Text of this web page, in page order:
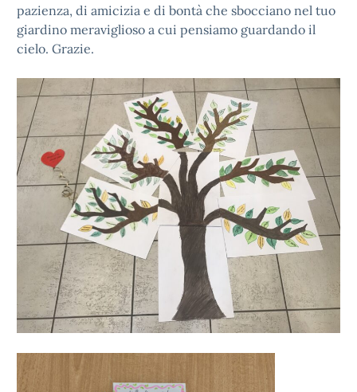
pazienza, di amicizia e di bontà che sbocciano nel tuo
giardino meraviglioso a cui pensiamo guardando il
cielo. Grazie.